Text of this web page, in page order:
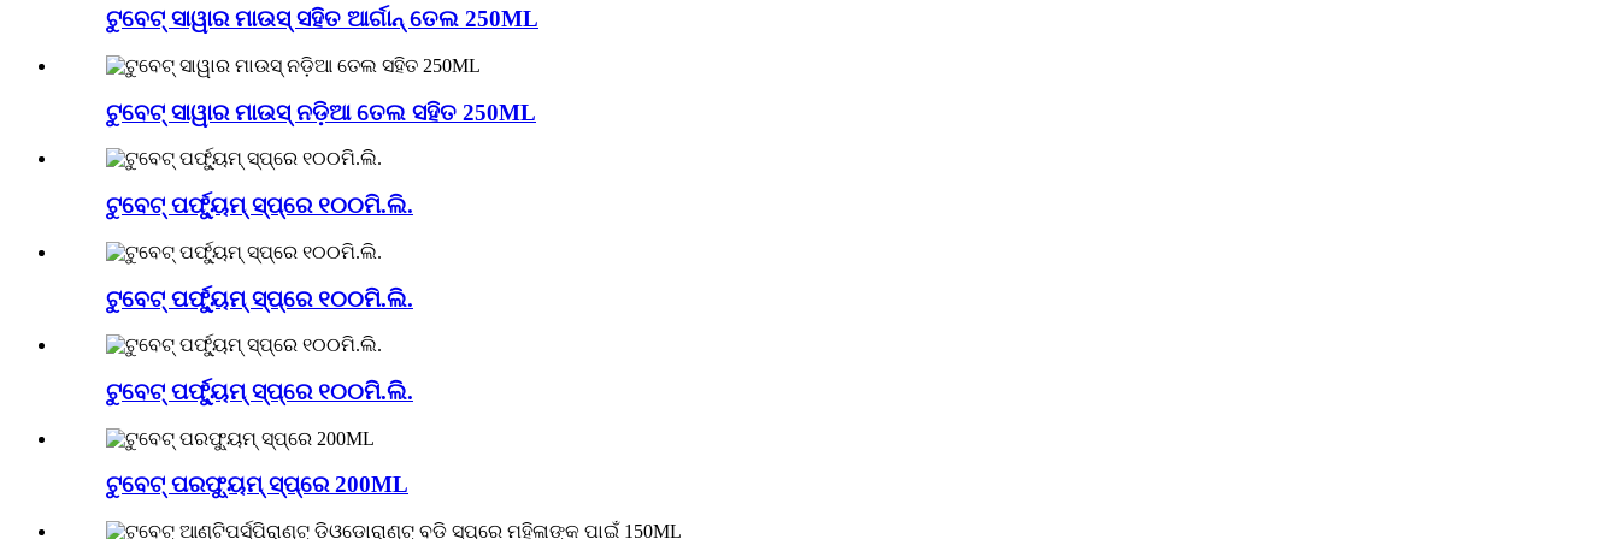
ଟୁବେଟ୍ ସାୱାର ମାଉସ୍ ସହିତ ଆର୍ଗାନ୍ ତେଲ 250ML
ଟୁବେଟ୍ ସାୱାର ମାଉସ୍ ନଡ଼ିଆ ତେଲ ସହିତ 250ML
ଟୁବେଟ୍ ପର୍ଫ୍ୟୁମ୍ ସ୍ପ୍ରେ ୧୦୦ମି.ଲି.
ଟୁବେଟ୍ ପର୍ଫ୍ୟୁମ୍ ସ୍ପ୍ରେ ୧୦୦ମି.ଲି.
ଟୁବେଟ୍ ପର୍ଫ୍ୟୁମ୍ ସ୍ପ୍ରେ ୧୦୦ମି.ଲି.
ଟୁବେଟ୍ ପରଫ୍ୟୁମ୍ ସ୍ପ୍ରେ 200ML